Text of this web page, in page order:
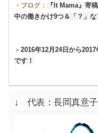
・ブログ：
『It Mama』寄
中の働きかけ9つ＆「？」
＞ 2016年12月24日から
です！
↓ 代表：長岡真意